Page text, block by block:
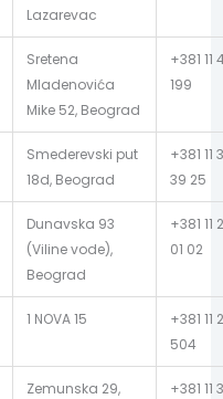
Lazarevac
Sretena
Mladenovića
Mike 52, Beograd
+381 11
199
Smederevski put
18d, Beograd
+381 11
39 25
Dunavska 93
(Viline vode),
Beograd
+381 11
01 02
1 NOVA 15
+381 11
504
Zemunska 29,
+381 11